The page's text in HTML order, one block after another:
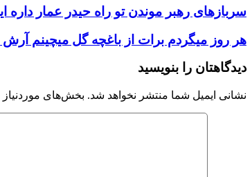
سربازهای رهبر موندن تو راه حیدر عمار داره
هر روز میگردم برات از باغچه گل میچینم آرش
دیدگاهتان را بنویسید
نشانی ایمیل شما منتشر نخواهد شد. بخش‌های